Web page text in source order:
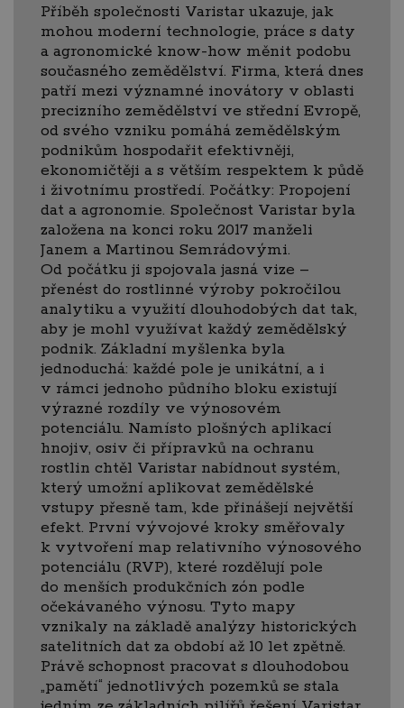
Příběh společnosti Varistar ukazuje, jak
mohou moderní technologie, práce s daty
a agronomické know-how měnit podobu
současného zemědělství. Firma, která dnes
patří mezi významné inovátory v oblasti
precizního zemědělství ve střední Evropě,
od svého vzniku pomáhá zemědělským
podnikům hospodařit efektivněji,
ekonomičtěji a s větším respektem k půdě
i životnímu prostředí. Počátky: Propojení
dat a agronomie. Společnost Varistar byla
založena na konci roku 2017 manželi
Janem a Martinou Semrádovými.
Od počátku ji spojovala jasná vize –
přenést do rostlinné výroby pokročilou
analytiku a využití dlouhodobých dat tak,
aby je mohl využívat každý zemědělský
podnik. Základní myšlenka byla
jednoduchá: každé pole je unikátní, a i
v rámci jednoho půdního bloku existují
výrazné rozdíly ve výnosovém
potenciálu. Namísto plošných aplikací
hnojiv, osiv či přípravků na ochranu
rostlin chtěl Varistar nabídnout systém,
který umožní aplikovat zemědělské
vstupy přesně tam, kde přinášejí největší
efekt. První vývojové kroky směřovaly
k vytvoření map relativního výnosového
potenciálu (RVP), které rozdělují pole
do menších produkčních zón podle
očekávaného výnosu. Tyto mapy
vznikaly na základě analýzy historických
satelitních dat za období až 10 let zpětně.
Právě schopnost pracovat s dlouhodobou
„pamětí“ jednotlivých pozemků se stala